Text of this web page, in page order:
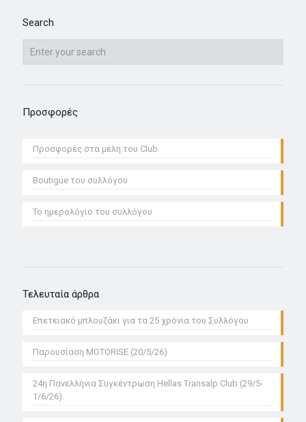
Search
Προσφορές
Προσφoρές στα μελη του Club
Boutigue του συλλόγου
Το ημερολόγιο του συλλόγου
Τελευταία άρθρα
Επετειακό μπλουζάκι για τα 25 χρόνια του Συλλόγου
Παρουσίαση MOTORISE (20/5/26)
24η Πανελλήνια Συγκέντρωση Hellas Transalp Club (29/5-
1/6/26)